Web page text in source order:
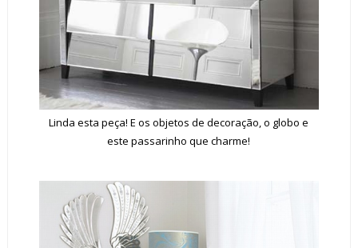
Linda esta peça! E os objetos de decoração, o globo e
este passarinho que charme!